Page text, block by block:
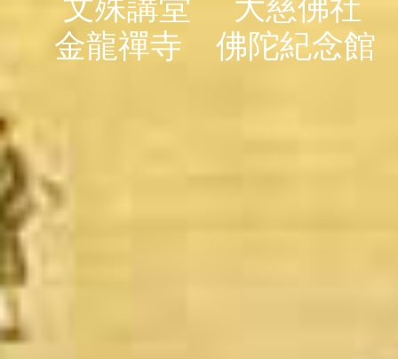
文殊講堂
大慈佛社
金龍禪寺
佛陀紀念館